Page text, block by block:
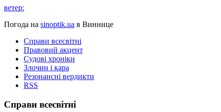
ветер:
Погода на sinoptik.ua в Виннице
Справи всесвітні
Правовий акцент
Судові хроніки
Злочин і кара
Резонансні вердикти
RSS
Справи всесвітні